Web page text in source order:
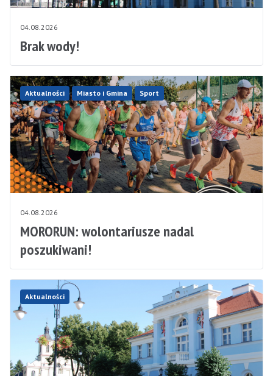
04.08.2026
Brak wody!
Aktualności Miasto i Gmina Sport
04.08.2026
MORORUN: wolontariusze nadal
poszukiwani!
Aktualności